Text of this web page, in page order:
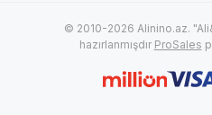
© 2010-2026 Alinino.az.
hazırlanmışdır ProSales